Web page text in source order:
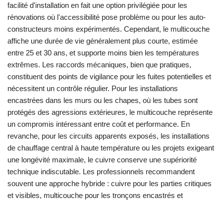
facilité d'installation en fait une option privilégiée pour les
rénovations où l'accessibilité pose problème ou pour les auto-
constructeurs moins expérimentés. Cependant, le multicouche
affiche une durée de vie généralement plus courte, estimée
entre 25 et 30 ans, et supporte moins bien les températures
extrêmes. Les raccords mécaniques, bien que pratiques,
constituent des points de vigilance pour les fuites potentielles et
nécessitent un contrôle régulier. Pour les installations
encastrées dans les murs ou les chapes, où les tubes sont
protégés des agressions extérieures, le multicouche représente
un compromis intéressant entre coût et performance. En
revanche, pour les circuits apparents exposés, les installations
de chauffage central à haute température ou les projets exigeant
une longévité maximale, le cuivre conserve une supériorité
technique indiscutable. Les professionnels recommandent
souvent une approche hybride : cuivre pour les parties critiques
et visibles, multicouche pour les tronçons encastrés et